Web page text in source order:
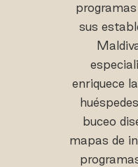
sus
enriquece
buceo
mapas de